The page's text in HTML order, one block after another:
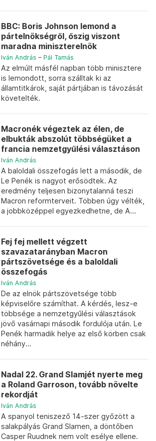
BBC: Boris Johnson lemond a
pártelnökségről, őszig viszont
maradna miniszterelnök
Iván András – Pál Tamás
Az elmúlt másfél napban több minisztere
is lemondott, sorra szálltak ki az
államtitkárok, saját pártjában is távozását
követelték.
Macronék végeztek az élen, de
elbukták abszolút többségüket a
francia nemzetgyűlési választáson
Iván András
A baloldali összefogás lett a második, de
Le Penék is nagyot erősödtek. Az
eredmény teljesen bizonytalanná teszi
Macron reformterveit. Többen úgy vélték,
a jobbközéppel egyezkedhetne, de A...
Fej fej mellett végzett
szavazatarányban Macron
pártszövetsége és a baloldali
összefogás
Iván András
De az elnök pártszövetsége több
képviselőre számíthat. A kérdés, lesz-e
többsége a nemzetgyűlési választások
jövő vasárnapi második fordulója után. Le
Penék harmadik helye az első körben csak
néhány...
Nadal 22. Grand Slamjét nyerte meg
a Roland Garroson, tovább növelte
rekordját
Iván András
A spanyol teniszező 14-szer győzött a
salakpályás Grand Slamen, a döntőben
Casper Ruudnek nem volt esélye ellene.